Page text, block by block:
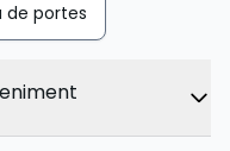
de portes